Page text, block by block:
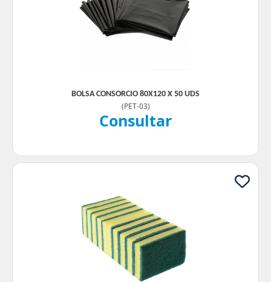
BOLSA CONSORCIO 80X120 X 50 UDS
(PET-03)
Consultar